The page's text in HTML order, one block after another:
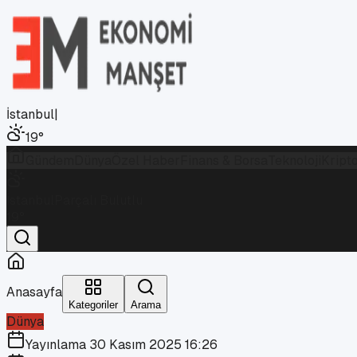
İstanbul|
19°
Anasayfa
Kategoriler Arama
Dünya
Yayınlama 30 Kasım 2025 16:26